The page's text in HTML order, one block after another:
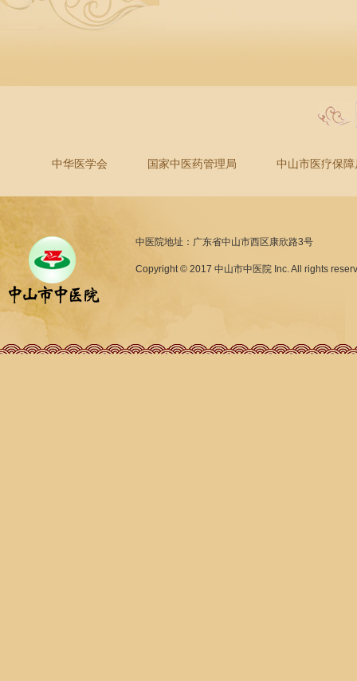
中华医学会 国家中医药管理局 中山市医疗保障
中医院地址：广东省中山市西区康欣路3号
Copyright © 2017 中山市中医院 Inc. All rights